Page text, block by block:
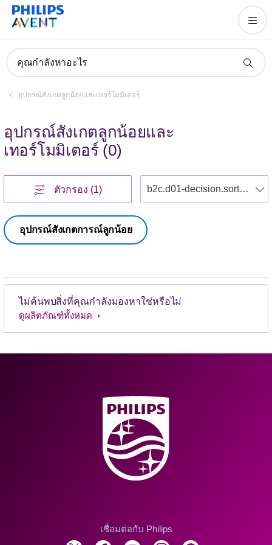
คุณกำลังหาอะไร
อุปกรณ์สังเกตลูกน้อยและเทอร์โมมิเตอร์
อุปกรณ์สังเกตลูกน้อยและ
เทอร์โมมิเตอร์ (0)
ตัวกรอง (1)
อุปกรณ์สังเกตการณ์ลูกน้อย
ไม่ค้นพบสิ่งที่คุณกำลังมองหาใช่หรือไม่
ดูผลิตภัณฑ์ทั้งหมด
เชื่อมต่อกับ Philips